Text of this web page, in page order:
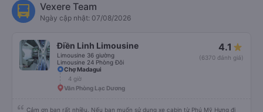
Vexere Team
Ngày cập nhật: 07/08/2026
Điền Linh Limousine
Limousine 36 giường
Limousine 24 Phòng Đôi
4.1
(6370 đánh giá)
Chợ Madagui
4 giờ
Văn Phòng Lạc Dương
Cảm ơn bạn rất nhiều. Nếu bạn muốn sử dụng xe cabin từ Phú Mỹ Hưng đi